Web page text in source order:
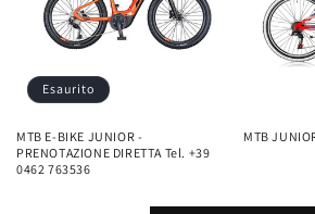
Esaurito
MTB E-BIKE JUNIOR -
PRENOTAZIONE DIRETTA Tel. +39
0462 763536
MTB